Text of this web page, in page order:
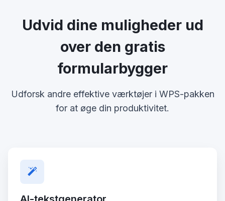
Udvid dine muligheder ud
over den gratis
formularbygger
Udforsk andre effektive værktøjer i WPS-pakken
for at øge din produktivitet.